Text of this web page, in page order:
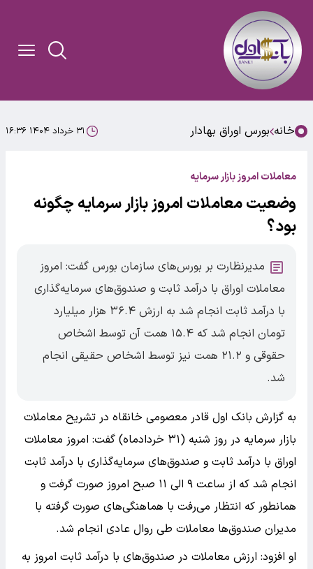
خانه بورس اوراق بهادار ۳۱ خرداد ۱۴۰۴ ۱۶:۳۶
معاملات امروز بازار سرمایه
وضعیت معاملات امروز بازار سرمایه چگونه
بود؟
مدیرنظارت بر بورس‌های سازمان بورس گفت: امروز
معاملات اوراق با درآمد ثابت و صندوق‌های سرمایه‌گذاری
با درآمد ثابت انجام شد به ارزش ۳۶.۴ هزار میلیارد
تومان انجام شد که ۱۵.۴ همت آن توسط اشخاص
حقوقی و ۲۱.۲ همت نیز توسط اشخاص حقیقی انجام
شد.
به گزارش بانک اول قادر معصومی خانقاه در تشریح معاملات
بازار سرمایه در روز شنبه (۳۱ خردادماه) گفت: امروز معاملات
اوراق با درآمد ثابت و صندوق‌های سرمایه‌گذاری با درآمد ثابت
انجام شد که از ساعت ۹ الی ۱۱ صبح امروز صورت گرفت و
همانطور که انتظار می‌رفت با هماهنگی‌های صورت گرفته با
مدیران صندوق‌ها معاملات طی روال عادی انجام شد.
او افزود: ارزش معاملات در صندوق‌های با درآمد ثابت امروز به